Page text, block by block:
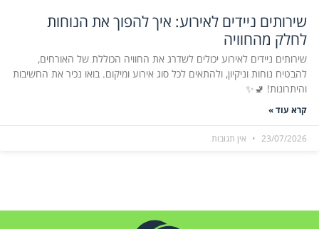
שירותים ניידים לאירוע: איך להפוך את הנוחות
לחלק מהחוויה
שירותים ניידים לאירוע יכולים לשדרג את החוויה הכוללת של האורחים,
להבטיח נוחות וניקיון, ולהתאים לכל סוג אירוע ומיקום. בואו נכיר את החשיבות
והיתרונות! 🚽✨
קרא עוד »
23/07/2026 אין תגובות